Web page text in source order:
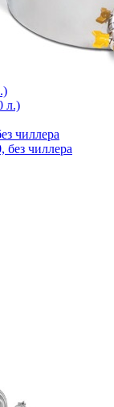
чиллера